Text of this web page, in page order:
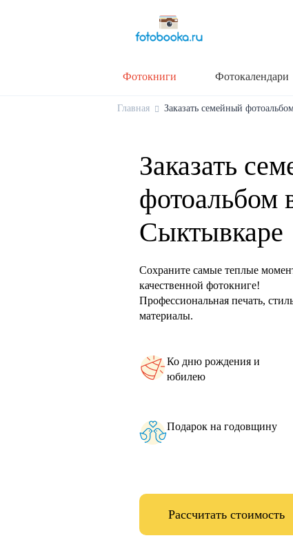
Фотокниги Фотокалендари
Главная Заказать семейный
Заказать
фотоальбом
Сыктывкаре
Сохраните самые теплые
качественной фотокниге!
Профессиональная печать,
материалы.
Ко дню рождения и
юбилею
Подарок на годовщину
Рассчитать стоимость